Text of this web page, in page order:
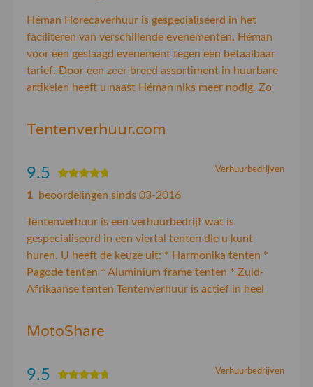
Héman Horecaverhuur is gespecialiseerd in het
faciliteren van verschillende evenementen. Héman
voor een geslaagd evenement tegen een betaalbaar
tarief. Door een zeer breed assortiment in huurbare
artikelen heeft u naast Héman niks meer nodig. Zo
Tentenverhuur.com
Verhuurbedrijven
9.5
1 beoordelingen sinds 03-2016
Tentenverhuur is een verhuurbedrijf wat is
gespecialiseerd in een viertal tenten die u kunt
huren. U heeft de keuze uit: * Harmonika tenten *
Pagode tenten * Aluminium frame tenten * Zuid-
Afrikaanse tenten Tentenverhuur is actief in heel
MotoShare
Verhuurbedrijven
9.5